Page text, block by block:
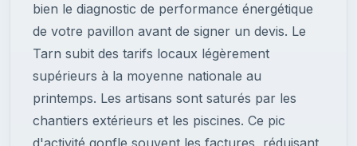
bien le diagnostic de performance énergétique
de votre pavillon avant de signer un devis. Le
Tarn subit des tarifs locaux légèrement
supérieurs à la moyenne nationale au
printemps. Les artisans sont saturés par les
chantiers extérieurs et les piscines. Ce pic